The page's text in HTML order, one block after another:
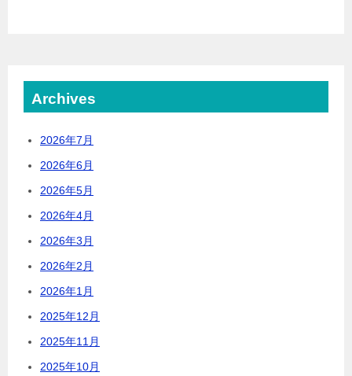
Archives
2026年7月
2026年6月
2026年5月
2026年4月
2026年3月
2026年2月
2026年1月
2025年12月
2025年11月
2025年10月